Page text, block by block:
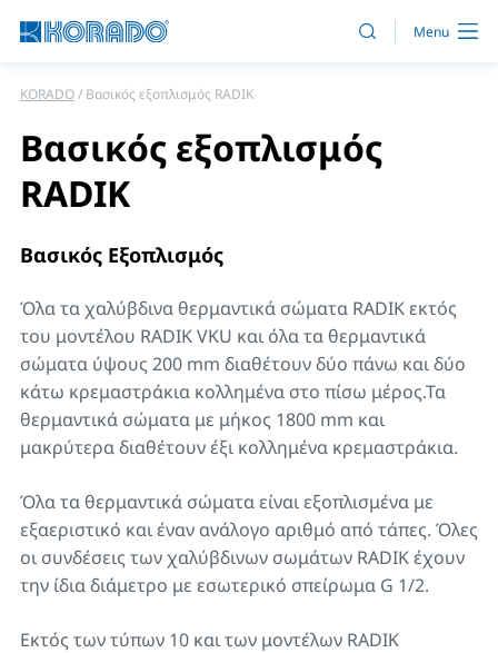
KORADO Βασικός εξοπλισμός RADIK
Βασικός εξοπλισμός
RADIK
Βασικός Εξοπλισμός
Όλα τα χαλύβδινα θερμαντικά σώματα RADIK εκτός
του μοντέλου RADIK VKU και όλα τα θερμαντικά
σώματα ύψους 200 mm διαθέτουν δύο πάνω και δύο
κάτω κρεμαστράκια κολλημένα στο πίσω μέρος.Τα
θερμαντικά σώματα με μήκος 1800 mm και
μακρύτερα διαθέτουν έξι κολλημένα κρεμαστράκια.
Όλα τα θερμαντικά σώματα είναι εξοπλισμένα με
εξαεριστικό και έναν ανάλογο αριθμό από τάπες. Όλες
οι συνδέσεις των χαλύβδινων σωμάτων RADIK έχουν
την ίδια διάμετρο με εσωτερικό σπείρωμα G 1/2.
Εκτός των τύπων 10 και των μοντέλων RADIK